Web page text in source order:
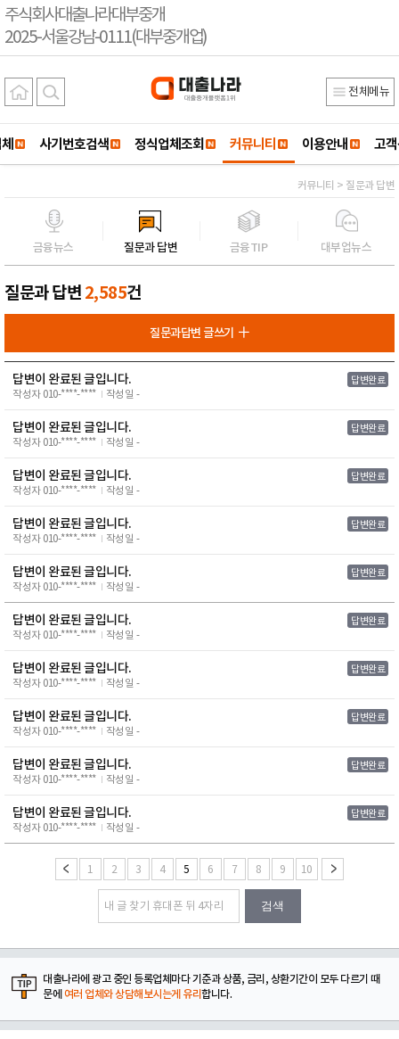
주식회사대출나라대부중개
2025-서울강남-0111(대부중개업)
전체메뉴
사기번호검색 정식업체조회 커뮤니티 이용안내 고
커뮤니티 > 질문과 답변
금융뉴스 질문과 답변 금융TIP 대부업뉴스
질문과 답변 2,585건
질문과답변 글쓰기
답변이 완료된 글입니다.
작성자 010-****-**** 작성일 -
답변완료
답변이 완료된 글입니다.
작성자 010-****-**** 작성일 -
답변완료
답변이 완료된 글입니다.
작성자 010-****-**** 작성일 -
답변완료
답변이 완료된 글입니다.
작성자 010-****-**** 작성일 -
답변완료
답변이 완료된 글입니다.
작성자 010-****-**** 작성일 -
답변완료
답변이 완료된 글입니다.
작성자 010-****-**** 작성일 -
답변완료
답변이 완료된 글입니다.
작성자 010-****-**** 작성일 -
답변완료
답변이 완료된 글입니다.
작성자 010-****-**** 작성일 -
답변완료
답변이 완료된 글입니다.
작성자 010-****-**** 작성일 -
답변완료
답변이 완료된 글입니다.
작성자 010-****-**** 작성일 -
답변완료
1 2 3 4 5 6 7 8 9 10
검색
대출나라에 광고 중인 등록업체마다 기준과 상품, 금리, 상환기간이 모두 다르기 때
문에 여러 업체와 상담해보시는게 유리합니다.